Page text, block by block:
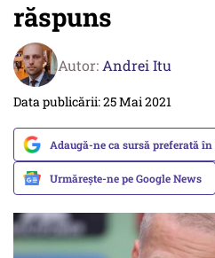
răspuns
Autor: Andrei Itu
Data publicării: 25 Mai 2021
Adaugă-ne ca sursă preferată în
Urmărește-ne pe Google News